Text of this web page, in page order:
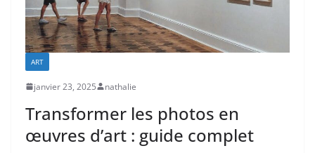
ART
janvier 23, 2025 nathalie
Transformer les photos en
œuvres d’art : guide complet